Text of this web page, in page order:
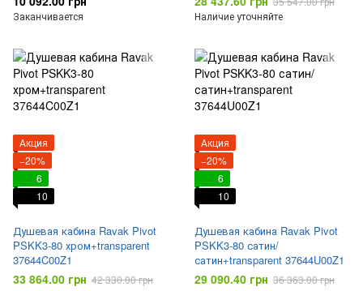
Заканчивается
Наличие уточняйте
Акция
−20%
6
10
Душевая кабина Ravak Pivot
PSKK3-80 хром+transparent
37644C00Z1
33 864.00 грн 42 330.00 грн
Акция
−20%
6
10
Душевая кабина Ravak Pivot
PSKK3-80 сатин/
сатин+transparent 37644U00Z1
29 090.40 грн 36 363.00 грн